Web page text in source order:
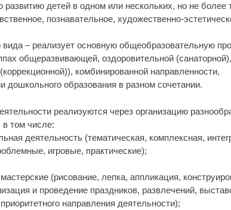
детей в одном или нескольких, но не более
познавательное, художественно-
вида – реализует основную общеобразовательную
общеразвивающей, оздоровительной (санаторной),
комбинированной направленности,
дошкольного образования в разном сочетании.
реализуются через организацию
в том числе:
деятельность (тематическая, комплексная,
игровые, практические);
(рисование, лепка, аппликация,
и проведение праздников, развлечений,
направления деятельности);